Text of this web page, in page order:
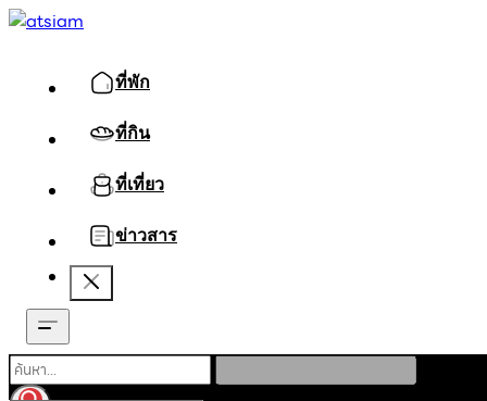
ที่พัก
ที่กิน
ที่เที่ยว
ข่าวสาร